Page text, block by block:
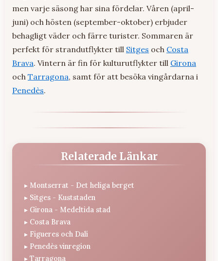
men varje säsong har sina fördelar. Våren (april-
juni) och hösten (september-oktober) erbjuder
behagligt väder och färre turister. Sommaren är
perfekt för strandutflykter till Sitges och Costa
Brava. Vintern är fin för kulturutflykter till Girona
och Tarragona, samt för att besöka vingårdarna i
Penedès.
Relaterade Länkar
▸ Montserrat - Det heliga berget
▸ Sitges - Kuststaden
▸ Girona - Medeltida stad
▸ Costa Brava
▸ Figueres och Dalí
▸ Penedès vinregion
Tarragona